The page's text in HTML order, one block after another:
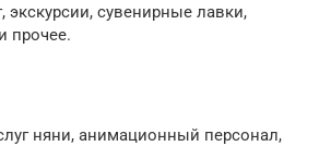
экскурсии, сувенирные лавки,
прочее.
няни, анимационный персонал,